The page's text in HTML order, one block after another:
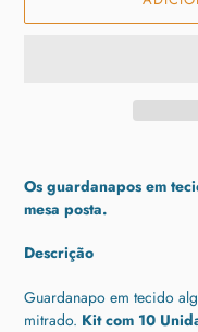
produto
ao
seu
carrinho
Os guardanapos em
mesa posta.
Descrição
Guardanapo em tecido
mitrado. Kit com 10